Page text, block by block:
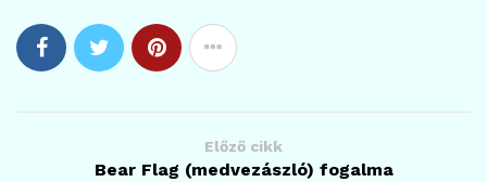
Előző cikk
Bear Flag (medvezászló) fogalma